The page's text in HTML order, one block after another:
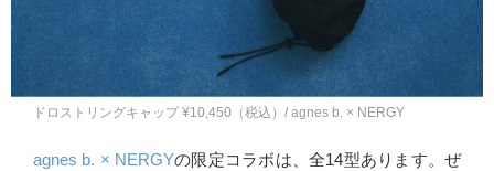
ドロストリングキャップ ¥10,450（税込）/ agnes b. × NERGY
agnes b. × NERGYの限定コラボは、全14型あります。ぜ